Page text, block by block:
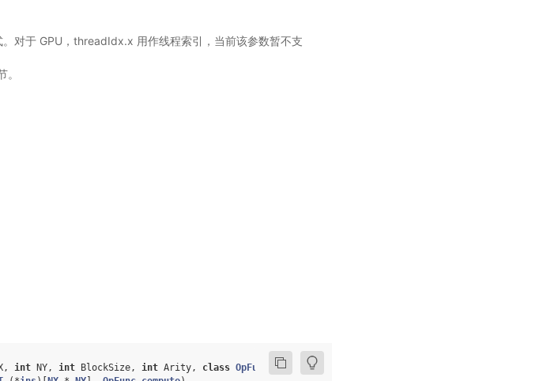
对于 GPU，threadIdx.x 用作线程索引，当前该参数暂不支
, int NY, int BlockSize, int Arity, class OpFunc